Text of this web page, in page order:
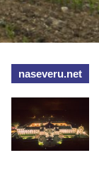
naseveru.net